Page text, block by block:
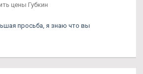
цены Губкин
просьба, я знаю что вы